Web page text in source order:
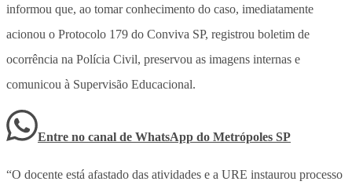
informou que, ao tomar conhecimento do caso, imediatamente
acionou o Protocolo 179 do Conviva SP, registrou boletim de
ocorrência na Polícia Civil, preservou as imagens internas e
comunicou à Supervisão Educacional.
Entre no canal de WhatsApp do Metrópoles SP
“O docente está afastado das atividades e a URE instaurou processo